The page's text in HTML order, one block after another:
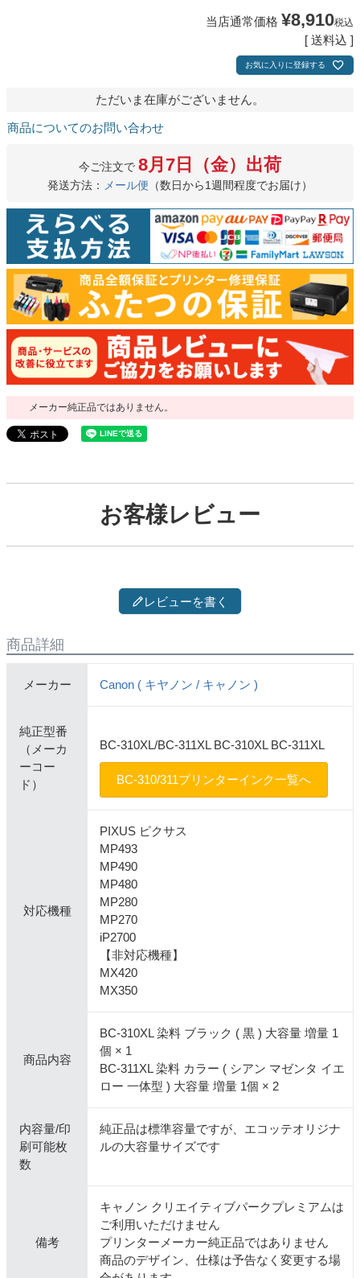
当店通常価格 ¥8,910税込
送料込
お気に入りに登録する
ただいま在庫がございません。
商品についてのお問い合わせ
今ご注文で 8月7日（金）出荷
発送方法： メール便 （数日から1週間程度でお届け）
メーカー純正品ではありません。
お客様レビュー
レビューを書く
商品詳細
メーカー Canon ( キヤノン / キャノン )
純正型番
（メーカ
ーコー
ド）
BC-310XL/BC-311XL BC-310XL BC-311XL
BC-310/311プリンターインク一覧へ
対応機種
PIXUS ピクサス
MP493
MP490
MP480
MP280
MP270
iP2700
【非対応機種】
MX420
MX350
商品内容
BC-310XL 染料 ブラック ( 黒 ) 大容量 増量 1
個 × 1
BC-311XL 染料 カラー ( シアン マゼンタ イエ
ロー 一体型 ) 大容量 増量 1個 × 2
内容量/印
刷可能枚
数
純正品は標準容量ですが、エコッテオリジナ
ルの大容量サイズです
備考
キャノン クリエイティブパークプレミアムは
ご利用いただけません
プリンターメーカー純正品ではありません
商品のデザイン、仕様は予告なく変更する場